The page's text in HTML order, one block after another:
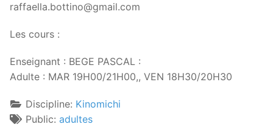
raffaella.bottino@gmail.com
Les cours :
Enseignant : BEGE PASCAL :
Adulte : MAR 19H00/21H00,, VEN 18H30/20H30
Discipline: Kinomichi
Public: adultes